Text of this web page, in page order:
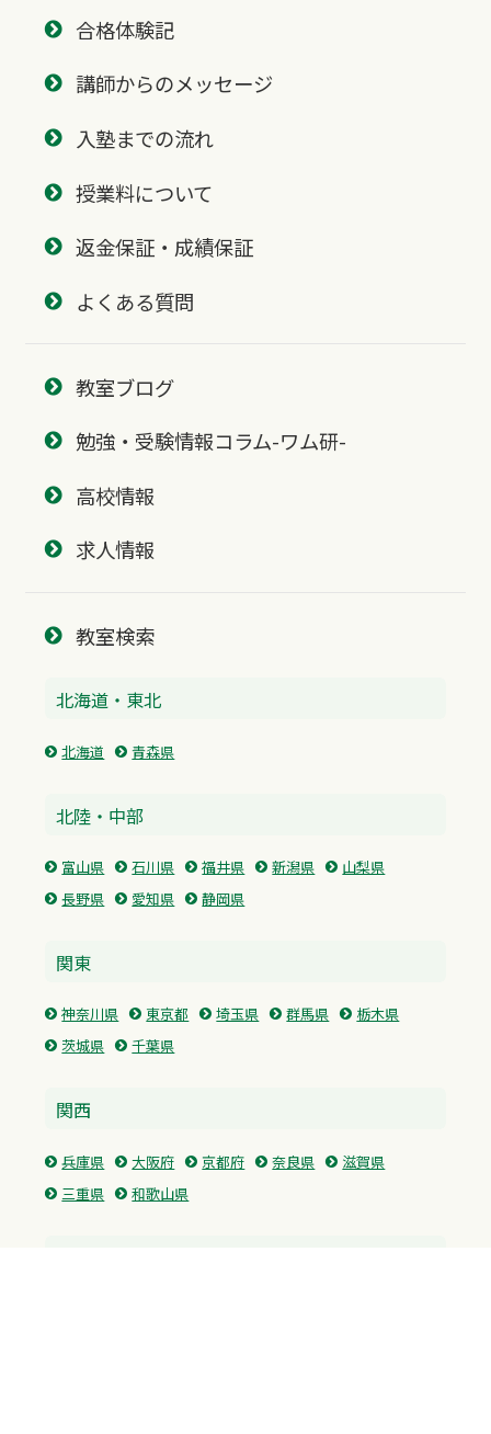
合格体験記
講師からのメッセージ
入塾までの流れ
授業料について
返金保証・成績保証
よくある質問
教室ブログ
勉強・受験情報コラム-ワム研-
高校情報
求人情報
教室検索
北海道・東北
北海道 青森県
北陸・中部
富山県 石川県 福井県 新潟県
山梨県
長野県
愛知県 静岡県
関東
神奈川県 東京都 埼玉県 群馬県
栃木県
茨城県
千葉県
関西
兵庫県 大阪府 京都府 奈良県
滋賀県
三重県
和歌山県